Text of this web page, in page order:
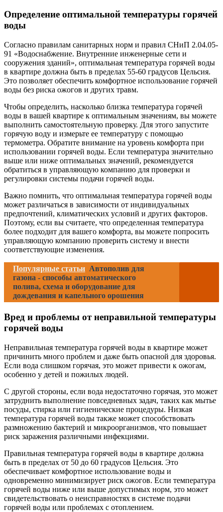
Определение оптимальной температуры горячей
воды
Согласно правилам санитарных норм и правил СНиП 2.04.05-
91 «Водоснабжение. Внутренние инженерные сети и
сооружения зданий», оптимальная температура горячей воды
в квартире должна быть в пределах 55-60 градусов Цельсия.
Это позволяет обеспечить комфортное использование горячей
воды без риска ожогов и других травм.
Чтобы определить, насколько близка температура горячей
воды в вашей квартире к оптимальным значениям, вы можете
выполнить самостоятельную проверку. Для этого запустите
горячую воду и измерьте ее температуру с помощью
термометра. Обратите внимание на уровень комфорта при
использовании горячей воды. Если температура значительно
выше или ниже оптимальных значений, рекомендуется
обратиться в управляющую компанию для проверки и
регулировки системы подачи горячей воды.
Важно помнить, что оптимальная температура горячей воды
может различаться в зависимости от индивидуальных
предпочтений, климатических условий и других факторов.
Поэтому, если вы считаете, что определенная температура
более подходит для вашего комфорта, вы можете попросить
управляющую компанию проверить систему и внести
соответствующие изменения.
Популярные статьи Автополив для
газона - способы автоматического
полива, схема и оборудование для
дождевания и капельного орошения
Вред и проблемы от неправильной температуры
горячей воды
Неправильная температура горячей воды в квартире может
причинить много проблем и даже быть опасной для здоровья.
Если вода слишком горячая, это может привести к ожогам,
особенно у детей и пожилых людей.
С другой стороны, если вода недостаточно горячая, это может
затруднить выполнение повседневных задач, таких как мытье
посуды, стирка или гигиенические процедуры. Низкая
температура горячей воды также может способствовать
размножению бактерий и микроорганизмов, что повышает
риск заражения различными инфекциями.
Правильная температура горячей воды в квартире должна
быть в пределах от 50 до 60 градусов Цельсия. Это
обеспечивает комфортное использование воды и
одновременно минимизирует риск ожогов. Если температура
горячей воды ниже или выше допустимых норм, это может
свидетельствовать о неисправностях в системе подачи
горячей воды или проблемах с отоплением.